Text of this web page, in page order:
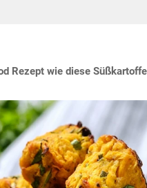
Rezept wie diese